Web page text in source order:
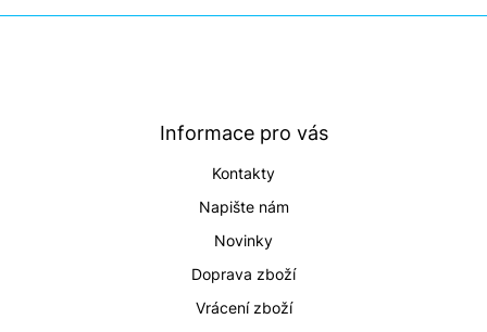
Informace pro vás
Kontakty
Napište nám
Novinky
Doprava zboží
Vrácení zboží